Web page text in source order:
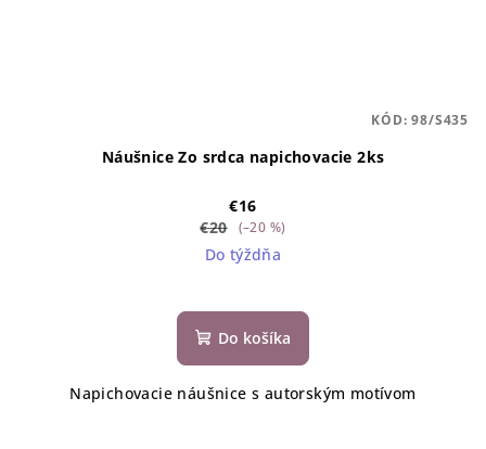
Náušnice Zo srdca napichovacie 2ks
€16
€20
(–20 %)
Do týždňa
Do košíka
Napichovacie náušnice s autorským motívom
KÓD:98/S435